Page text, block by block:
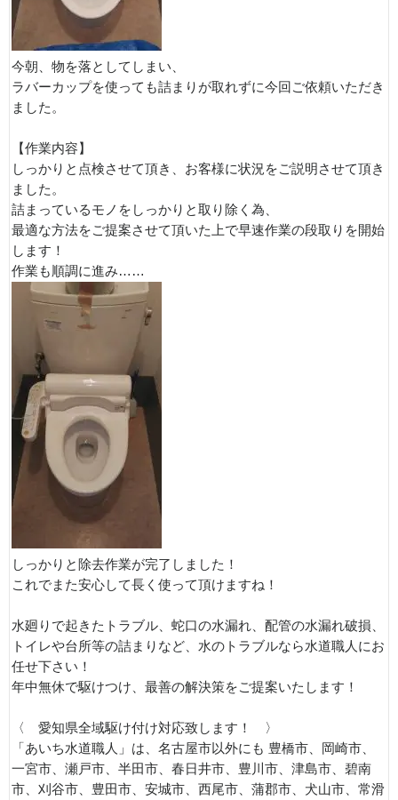
今朝、物を落としてしまい、
ラバーカップを使っても詰まりが取れずに今回ご依頼いただき
ました。
【作業内容】
しっかりと点検させて頂き、お客様に状況をご説明させて頂き
ました。
詰まっているモノをしっかりと取り除く為、
最適な方法をご提案させて頂いた上で早速作業の段取りを開始
します！
作業も順調に進み……
しっかりと除去作業が完了しました！
これでまた安心して長く使って頂けますね！
水廻りで起きたトラブル、蛇口の水漏れ、配管の水漏れ破損、
トイレや台所等の詰まりなど、水のトラブルなら水道職人にお
任せ下さい！
年中無休で駆けつけ、最善の解決策をご提案いたします！
〈 愛知県全域駆け付け対応致します！ 〉
「あいち水道職人」は、名古屋市以外にも 豊橋市、岡崎市、
一宮市、瀬戸市、半田市、春日井市、豊川市、津島市、碧南
市、刈谷市、豊田市、安城市、西尾市、蒲郡市、犬山市、常滑